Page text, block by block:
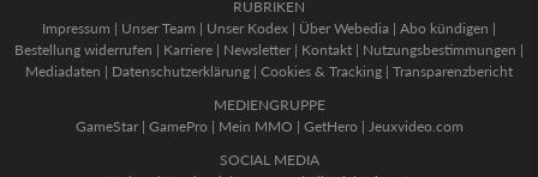
RUBRIKEN
Impressum | Unser Team | Unser Kodex | Über Webedia | Abo kündigen |
Bestellung widerrufen | Karriere | Newsletter | Kontakt | Nutzungsbestimmungen |
Mediadaten | Datenschutzerklärung | Cookies & Tracking | Transparenzbericht
MEDIENGRUPPE
GameStar| GamePro | Mein MMO | GetHero | Jeuxvideo.com
SOCIAL MEDIA